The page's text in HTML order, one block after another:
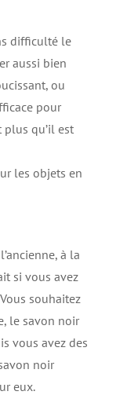
difficulté le
aussi bien
ou
pour
plus qu’il est
les objets en
à la
si vous avez
souhaitez
le savon noir
vous avez des
noir
eux.